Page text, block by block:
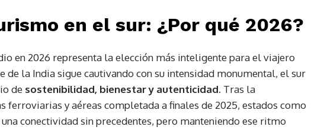
en el sur: ¿Por qué 2026?
en 2026 representa la elección más inteligente para el viajero
la India sigue cautivando con su intensidad monumental, el sur
de sostenibilidad, bienestar y autenticidad. Tras la
ferroviarias y aéreas completada a finales de 2025, estados como
conectividad sin precedentes, pero manteniendo ese ritmo